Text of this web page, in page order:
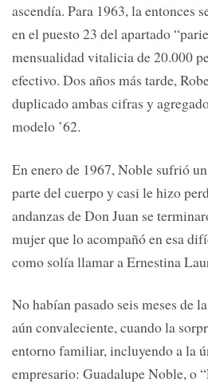
ascendía. Para 1963, la entonces
en el puesto 23 del apartado
mensualidad vitalicia de 20.000
efectivo. Dos años más tarde,
duplicado ambas cifras y
modelo ’62.
En enero de 1967, Noble sufrió
parte del cuerpo y casi le hizo
andanzas de Don Juan se
mujer que lo acompañó en esa
como solía llamar a Ernestina
No habían pasado seis meses de
aún convaleciente, cuando la
entorno familiar, incluyendo a la
empresario: Guadalupe Noble, o